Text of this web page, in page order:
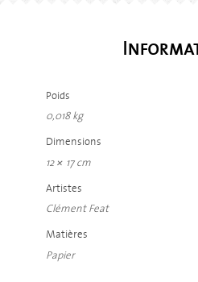
Poids
0,018 kg
Dimensions
12 × 17 cm
Artistes
Clément Feat
Matières
Papier